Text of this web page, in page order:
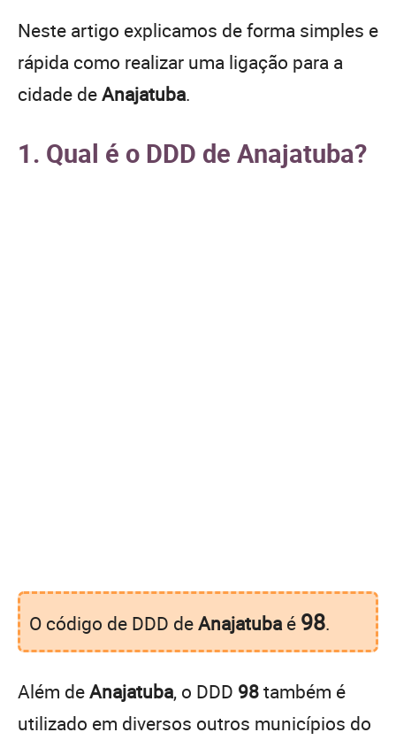
Neste artigo explicamos de forma simples e
rápida como realizar uma ligação para a
cidade deAnajatuba.
1. Qual é o DDD de Anajatuba?
O código de DDD deAnajatuba é 98.
Além deAnajatuba, o DDD 98também é
utilizado em diversos outros municípios do